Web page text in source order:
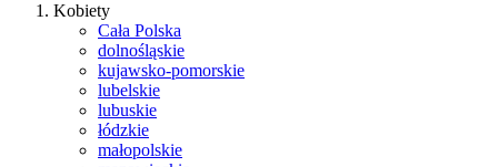
Kobiety
Cała Polska
dolnośląskie
kujawsko-pomorskie
lubelskie
lubuskie
łódzkie
małopolskie